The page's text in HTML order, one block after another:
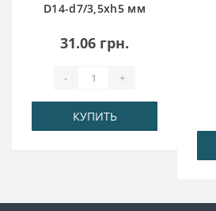
D14-d7/3,5хh5 мм
31.06 грн.
- +
КУПИТЬ